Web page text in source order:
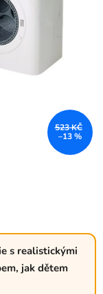
s realistickými
jak dětem
523 KČ
–13 %